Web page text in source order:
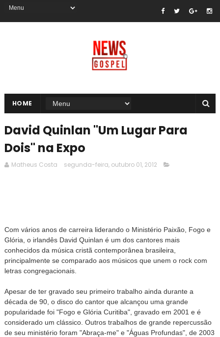
HOME
David Quinlan "Um Lugar Para
Dois" na Expo
Matheus Costa segunda-feira, outubro 01, 2012
Com vários anos de carreira liderando o Ministério Paixão, Fogo e
Glória, o irlandês David Quinlan é um dos cantores mais
conhecidos da música cristã contemporânea brasileira,
principalmente se comparado aos músicos que unem o rock com
letras congregacionais.
Apesar de ter gravado seu primeiro trabalho ainda durante a
década de 90, o disco do cantor que alcançou uma grande
popularidade foi "Fogo e Glória Curitiba", gravado em 2001 e é
considerado um clássico. Outros trabalhos de grande repercussão
de seu ministério foram "Abraça-me" e "Águas Profundas", de 2003